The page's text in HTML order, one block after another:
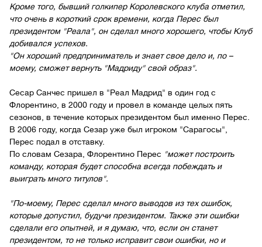
Кроме того, бывший голкипер Королевского клуба отметил,
что очень в короткий срок времени, когда Перес был
президентом "Реала", он сделал много хорошего, чтобы Клуб
добивался успехов.
"Он хороший предприниматель и знает свое дело и, по –
моему, сможет вернуть "Мадриду" свой образ".
Сесар Санчес пришел в "Реал Мадрид" в один год с
Флорентино, в 2000 году и провел в команде целых пять
сезонов, в течение которых президентом был именно Перес.
В 2006 году, когда Сезар уже был игроком "Сарагосы",
Перес подал в отставку.
По словам Сезара, Флорентино Перес "может построить
команду, которая будет способна всегда побеждать и
выиграть много титулов".
"По-моему, Перес сделал много выводов из тех ошибок,
которые допустил, будучи президентом. Также эти ошибки
сделали его опытней, и я думаю, что, если он станет
президентом, то не только исправит свои ошибки, но и